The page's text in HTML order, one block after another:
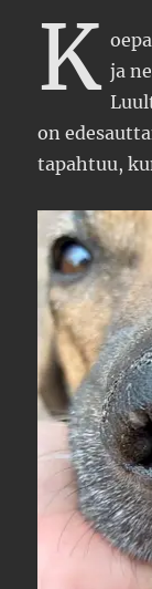
K ja
on
tapahtuu,